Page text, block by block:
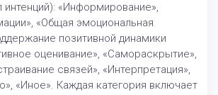
интенций): «Информирование»,
«Общая эмоциональная
позитивной динамики
оценивание», «Самораскрытие»,
связей», «Интерпретация»,
«Иное». Каждая категория включает